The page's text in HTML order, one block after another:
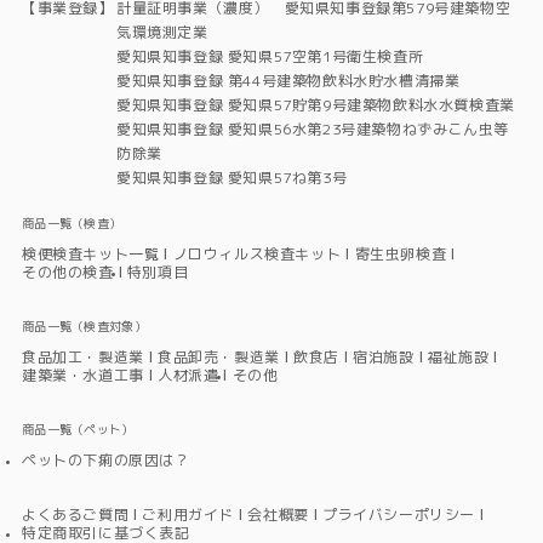
【事業登録】
計量証明事業（濃度） 愛知県知事登録第579号建築物空
気環境測定業
愛知県知事登録 愛知県57空第1号衛生検査所
愛知県知事登録 第44号建築物飲料水貯水槽清掃業
愛知県知事登録 愛知県57貯第9号建築物飲料水水質検査業
愛知県知事登録 愛知県56水第23号建築物ねずみこん虫等
防除業
愛知県知事登録 愛知県57ね第3号
商品一覧（検査）
検便検査キット一覧 ノロウィルス検査キット
寄生虫卵検査
その他の検査
特別項目
商品一覧（検査対象）
食品加工・製造業 食品卸売・製造業 飲食店 宿泊施設
福祉施設
建築業・水道工事
人材派遣 その他
商品一覧（ペット）
ペットの下痢の原因は？
よくあるご質問 ご利用ガイド 会社概要
プライバシーポリシー
特定商取引に基づく表記